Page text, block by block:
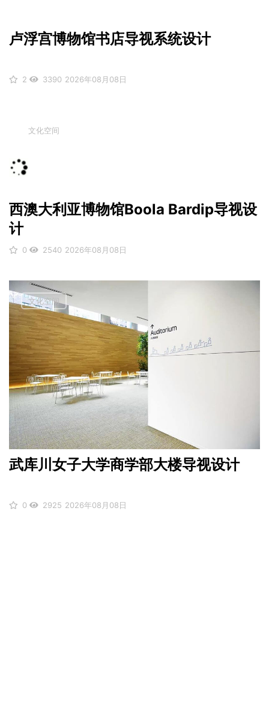
卢浮宫博物馆书店导视系统设计
2 3390 2026年08月08日
西澳大利亚博物馆Boola Bardip导视设
计
文化空间
0 2540 2026年08月08日
武库川女子大学商学部大楼导视设计
文化空间
0 2925 2026年08月08日